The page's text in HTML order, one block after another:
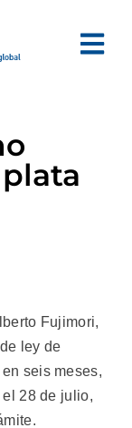
Fujimori,
ley de
seis meses,
28 de julio,